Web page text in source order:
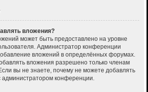
вложения?
может быть предоставлено на уровне
Администратор конференции
вложений в определённых форумах.
вложения разрешено только членам
вы не знаете, почему не можете добавлять
администратором конференции.